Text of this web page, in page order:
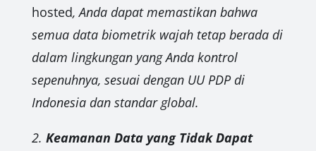
hosted, Anda dapat memastikan bahwa
semua data biometrik wajah tetap berada di
dalam lingkungan yang Anda kontrol
sepenuhnya, sesuai dengan UU PDP di
Indonesia dan standar global.
2. Keamanan Data yang Tidak Dapat